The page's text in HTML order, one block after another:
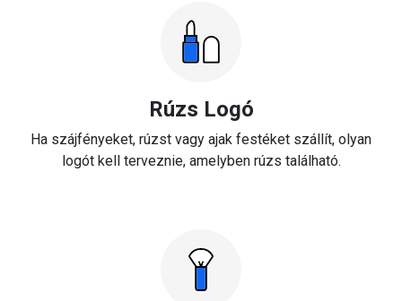
Rúzs Logó
Ha szájfényeket, rúzst vagy ajak festéket szállít, olyan
logót kell terveznie, amelyben rúzs található.